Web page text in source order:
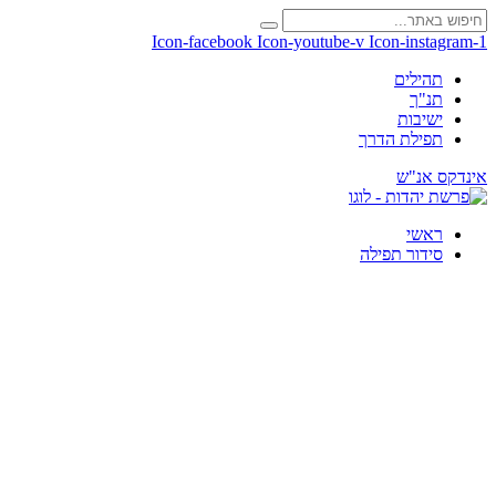
Icon-facebook Icon-youtube-v Icon-instagram-1
תהילים
תנ"ך
ישיבות
תפילת הדרך
אינדקס אנ"ש
ראשי
סידור תפילה